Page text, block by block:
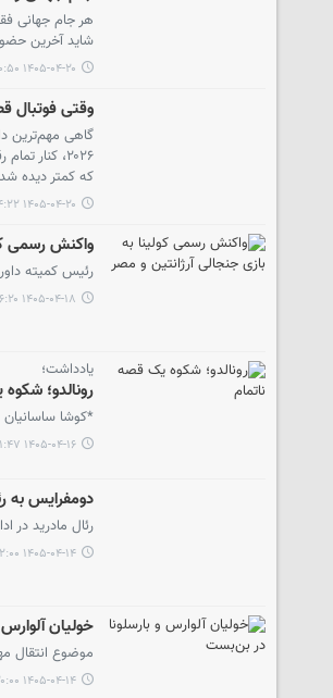
شاید آخرین
۱۴۰۵-۰۴-۲۰ ۲۰:۵۰
وقتی فوتبال
گاهی مهم‌ترین
۲۰۲۶،
که کمتر دیده
۱۴۰۵-۰۴-۲۰ ۱۴:۲۲
واکنش رسمی
رئیس کمیته
۱۴۰۵-۰۴-۱۸ ۱۶:۲۰
یادداشت؛
رونالدو؛
*کوشا ساسانیان
۱۴۰۵-۰۴-۱۶ ۰۱:۴۷
دومفرایس به
رئال مادرید در
۱۴۰۵-۰۴-۱۴ ۲۲:۰۰
خولیان
موضوع انتقال
۱۴۰۵-۰۴-۱۴ ۲۰:۰۰